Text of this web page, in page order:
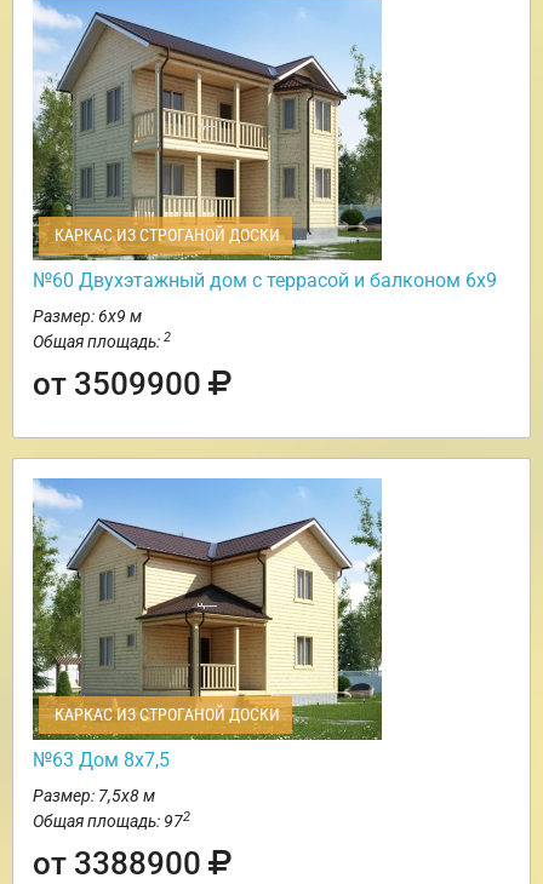
КАРКАС ИЗ СТРОГАНОЙ ДОСКИ
№60 Двухэтажный дом с террасой и балконом 6х9
Размер: 6х9 м
Общая площадь: 2
от 3509900
КАРКАС ИЗ СТРОГАНОЙ ДОСКИ
№63 Дом 8х7,5
Размер: 7,5х8 м
Общая площадь: 972
от 3388900